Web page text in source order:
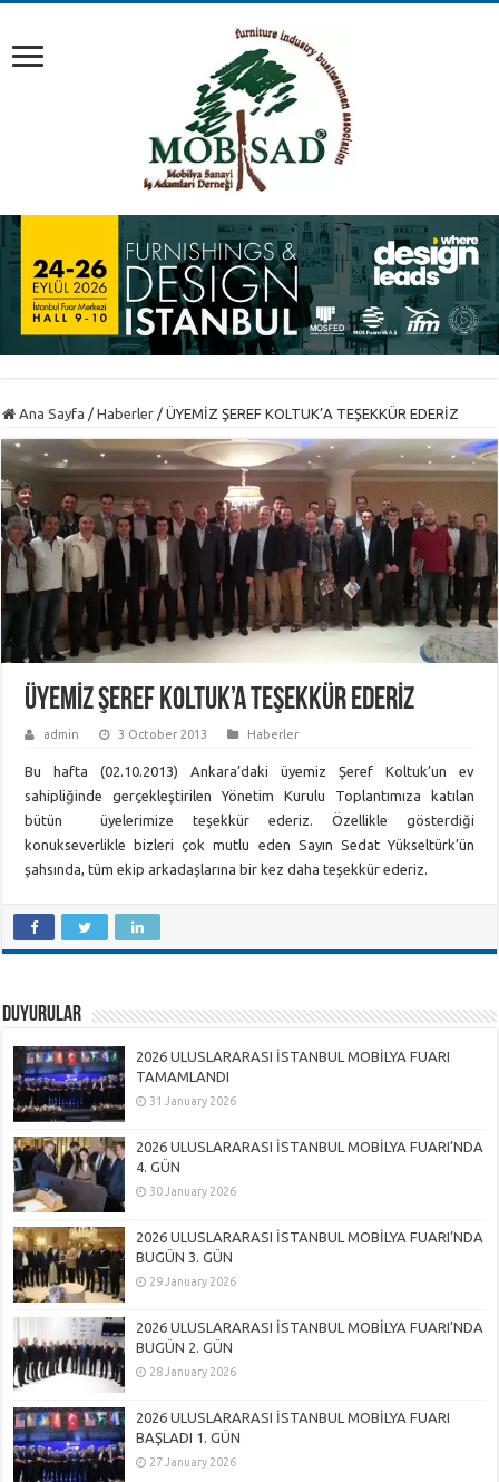
Ana Sayfa / Haberler / ÜYEMİZ ŞEREF KOLTUK’A TEŞEKKÜR EDERİZ
ÜYEMİZ ŞEREF KOLTUK’A TEŞEKKÜR EDERİZ
admin 3 October 2013 Haberler
Bu hafta (02.10.2013) Ankara’daki üyemiz Şeref Koltuk’un ev
sahipliğinde gerçekleştirilen Yönetim Kurulu Toplantımıza katılan
bütün üyelerimize teşekkür ederiz. Özellikle gösterdiği
konukseverlikle bizleri çok mutlu eden Sayın Sedat Yükseltürk’ün
şahsında, tüm ekip arkadaşlarına bir kez daha teşekkür ederiz.
DUYURULAR
2026 ULUSLARARASI İSTANBUL MOBİLYA FUARI
TAMAMLANDI
31 January 2026
2026 ULUSLARARASI İSTANBUL MOBİLYA FUARI’NDA
4. GÜN
30 January 2026
2026 ULUSLARARASI İSTANBUL MOBİLYA FUARI’NDA
BUGÜN 3. GÜN
29 January 2026
2026 ULUSLARARASI İSTANBUL MOBİLYA FUARI’NDA
BUGÜN 2. GÜN
28 January 2026
2026 ULUSLARARASI İSTANBUL MOBİLYA FUARI
BAŞLADI 1. GÜN
27 January 2026